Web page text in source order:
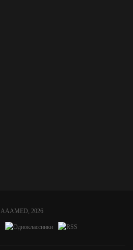
AAAMED, 2026